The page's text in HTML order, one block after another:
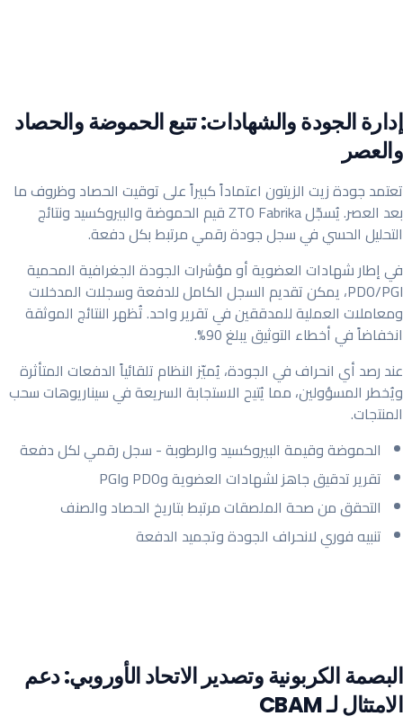
إدارة الجودة والشهادات: تتبع الحموضة والحصاد
والعصر
تعتمد جودة زيت الزيتون اعتماداً كبيراً على توقيت الحصاد وظروف ما
بعد العصر. يُسجّل ZTO Fabrika قيم الحموضة والبيروكسيد ونتائج
التحليل الحسي في سجل جودة رقمي مرتبط بكل دفعة.
في إطار شهادات العضوية أو مؤشرات الجودة الجغرافية المحمية
PDO/PGI، يمكن تقديم السجل الكامل للدفعة وسجلات المدخلات
ومعاملات العملية للمدققين في تقرير واحد. تُظهر النتائج الموثقة
انخفاضاً في أخطاء التوثيق يبلغ 90%.
عند رصد أي انحراف في الجودة، يُميّز النظام تلقائياً الدفعات المتأثرة
ويُخطر المسؤولين، مما يُتيح الاستجابة السريعة في سيناريوهات سحب
المنتجات.
الحموضة وقيمة البيروكسيد والرطوبة - سجل رقمي لكل دفعة
تقرير تدقيق جاهز لشهادات العضوية وPDO وPGI
التحقق من صحة الملصقات مرتبط بتاريخ الحصاد والصنف
تنبيه فوري لانحراف الجودة وتجميد الدفعة
البصمة الكربونية وتصدير الاتحاد الأوروبي: دعم
الامتثال لـ CBAM